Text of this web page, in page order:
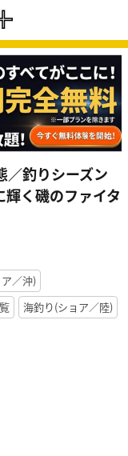
／釣りシーズン
く磯のファイタ
／沖)
海釣り(ショア／陸)